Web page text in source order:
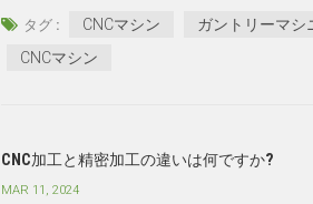
タグ : CNCマシン ガントリーマシ
CNCマシン
CNC加工と精密加工の違いは何ですか?
MAR 11, 2024